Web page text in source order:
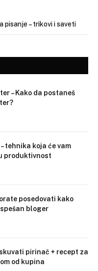
pisanje – trikovi i saveti
– Kako da postaneš
tehnika koja će vam
produktivnost
posedovati kako
bloger
pirinač + recept za
od kupina